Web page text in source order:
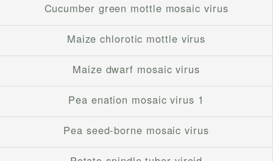
Cucumber green mottle mosaic virus
Maize chlorotic mottle virus
Maize dwarf mosaic virus
Pea enation mosaic virus 1
Pea seed-borne mosaic virus